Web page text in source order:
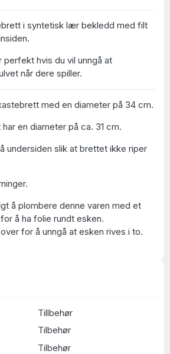
Tillbehør
Tilbehør
Tilbehør
i syntetisk lær bekledd med filt
hvis du vil unngå at
når dere spiller.
med en diameter på 34 cm.
en diameter på ca. 31 cm.
undersiden slik at brettet ikke riper
å plombere denne varen med et
å ha folie rundt esken.
for å unngå at esken rives i to.